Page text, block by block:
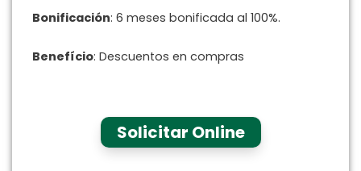
Bonificación: 6 meses bonificada al 100%.
Benefício: Descuentos en compras
Solicitar Online